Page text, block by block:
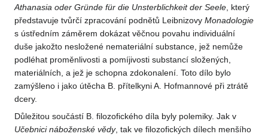
Athanasia oder Gründe für die Unsterblichkeit der Seele , který
představuje tvůrčí zpracování podnětů Leibnizovy Monadologie
s ústředním záměrem dokázat věčnou povahu individuální
duše jakožto nesložené nemateriální substance, jež nemůže
podléhat proměnlivosti a pomíjivosti substancí složených,
materiálních, a jež je schopna zdokonalení. Toto dílo bylo
zamýšleno i jako útěcha B. přítelkyni A. Hofmannové při ztrátě
dcery.
Důležitou součástí B. filozofického díla byly polemiky. Jak v
Učebnici náboženské vědy, tak ve filozofických dílech menšího